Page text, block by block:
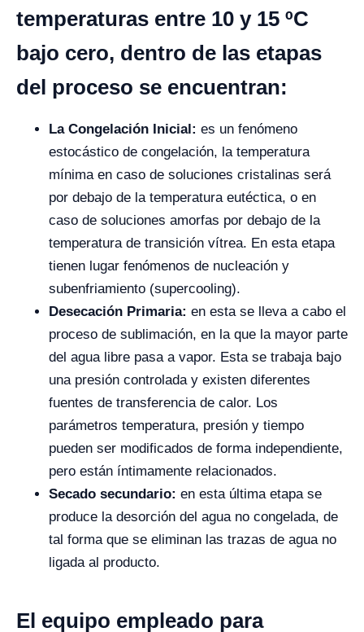
temperaturas entre 10 y 15 ºC
bajo cero, dentro de las etapas
del proceso se encuentran:
La Congelación Inicial: es un fenómeno
estocástico de congelación, la temperatura
mínima en caso de soluciones cristalinas será
por debajo de la temperatura eutéctica, o en
caso de soluciones amorfas por debajo de la
temperatura de transición vítrea. En esta etapa
tienen lugar fenómenos de nucleación y
subenfriamiento (supercooling).
Desecación Primaria: en esta se lleva a cabo el
proceso de sublimación, en la que la mayor parte
del agua libre pasa a vapor. Esta se trabaja bajo
una presión controlada y existen diferentes
fuentes de transferencia de calor. Los
parámetros temperatura, presión y tiempo
pueden ser modificados de forma independiente,
pero están íntimamente relacionados.
Secado secundario: en esta última etapa se
produce la desorción del agua no congelada, de
tal forma que se eliminan las trazas de agua no
ligada al producto.
El equipo empleado para